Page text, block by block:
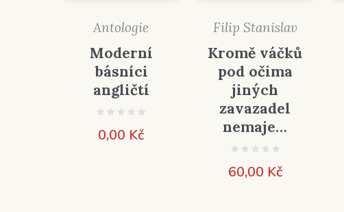
Antologie
Moderní
básníci
angličtí
0,00 Kč
Filip Stanislav
Kromě váčků
pod očima
jiných
zavazadel
nemaje…
60,00 Kč